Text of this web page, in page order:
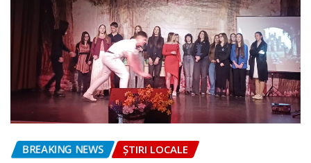
BREAKING NEWS ȘTIRI LOCALE